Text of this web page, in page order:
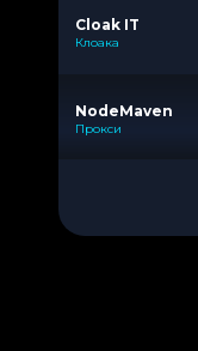
Cloak IT
Клоака
NodeMaven
Прокси